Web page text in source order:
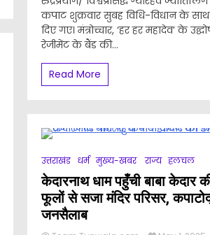
कपाट शुक्रवार सुबह विधि-विधान के
दिए गए। मंत्रोच्चार, ‘हर हर महादेव’ के
रेजीमेंट के बैंड की...
Read More
उत्तराखंड धर्म मुख्य-खबर राज्य हलचल
केदारनाथ धाम पहुँची बाबा केदार
फूलों से सजा मंदिर परिसर,
जनसैलाब